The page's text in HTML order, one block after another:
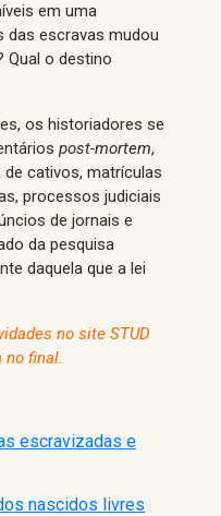
em uma
das escravas mudou
Qual o destino
os historiadores se
post-mortem,
cativos, matrículas
processos judiciais
de jornais e
da pesquisa
daquela que a lei
no site STUD
no final.
escravizadas e
nascidos livres